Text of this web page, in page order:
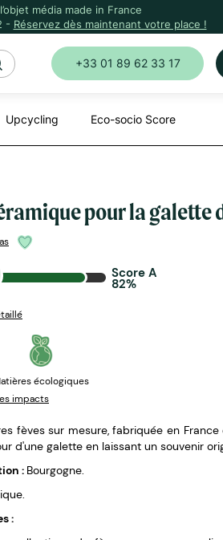
média made in France
- Réservez dès maintenant votre place !
+33 01 89 62 33 17
Upcycling Eco-socio Score
pour la galette
Score A
82%
écologiques
impacts
fèves sur mesure, fabriquée en
d'une galette en laissant un souvenir
: Bourgogne.
: